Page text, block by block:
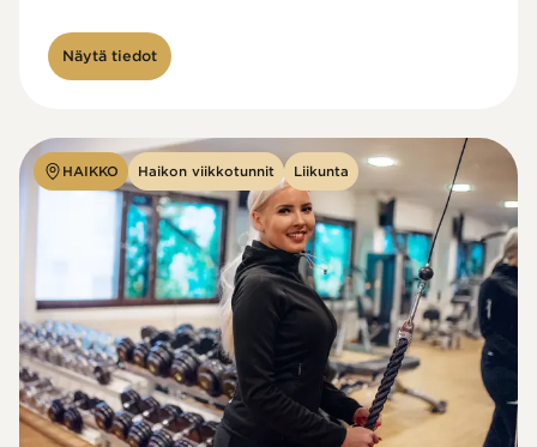
Näytä tiedot
HAIKKO Haikon viikkotunnit Liikunta